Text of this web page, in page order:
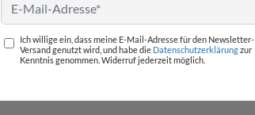
Ich willige ein, dass meine E-Mail-Adresse für den Newsletter-
Versand genutzt wird, und habe die Datenschutzerklärungzur
Kenntnis genommen. Widerruf jederzeit möglich.